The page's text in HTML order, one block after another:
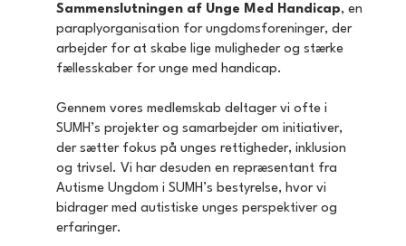
Sammenslutningen af Unge Med Handicap, en
paraplyorganisation for ungdomsforeninger, der
arbejder for at skabe lige muligheder og stærke
fællesskaber for unge med handicap.
Gennem vores medlemskab deltager vi ofte i
SUMH’s projekter og samarbejder om initiativer,
der sætter fokus på unges rettigheder, inklusion
og trivsel. Vi har desuden en repræsentant fra
Autisme Ungdom i SUMH’s bestyrelse, hvor vi
bidrager med autistiske unges perspektiver og
erfaringer.